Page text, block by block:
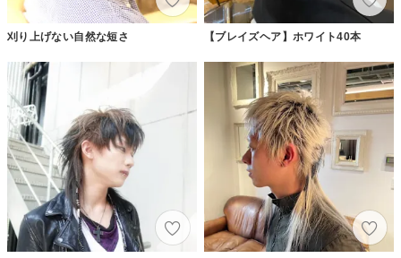
刈り上げない自然な短さ 【ブレイズヘア】ホワイト40本